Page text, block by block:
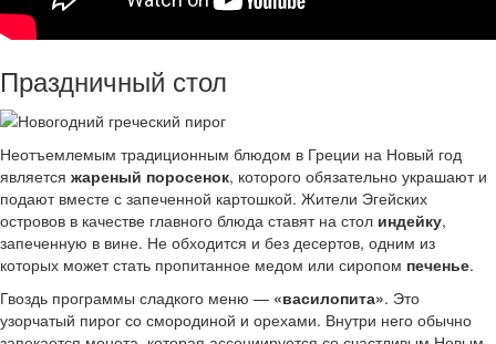
Праздничный стол
Неотъемлемым традиционным блюдом в Греции на Новый год
является жареный поросенок, которого обязательно украшают и
подают вместе с запеченной картошкой. Жители Эгейских
островов в качестве главного блюда ставят на стол индейку,
запеченную в вине. Не обходится и без десертов, одним из
которых может стать пропитанное медом или сиропом печенье.
Гвоздь программы сладкого меню — «василопита». Это
узорчатый пирог со смородиной и орехами. Внутри него обычно